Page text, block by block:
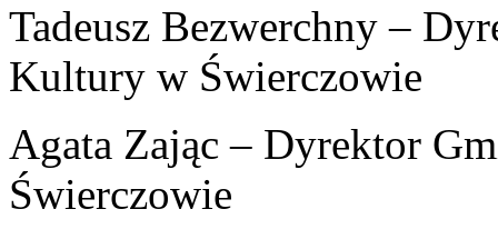
Tadeusz Bezwerchny –
Kultury w Świerczowie
Agata Zając – Dyrektor
Świerczowie